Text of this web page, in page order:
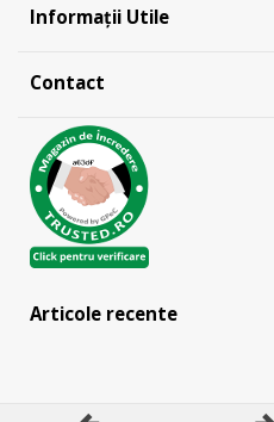
Informații Utile
Contact
Articole recente